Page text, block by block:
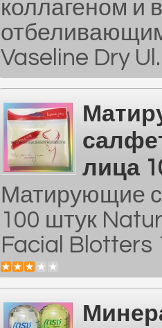
коллагеном и
Vaseline Dry
лица
Матирующие
100 штук
Facial